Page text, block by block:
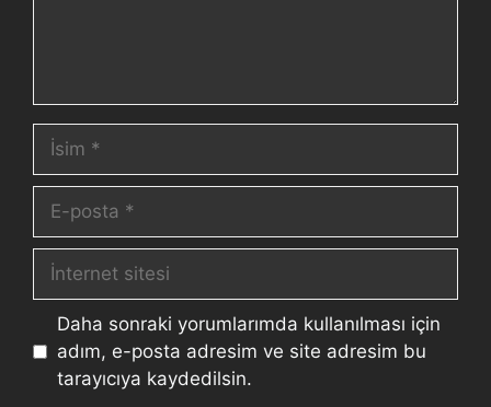
Daha sonraki yorumlarımda kullanılması için
adım, e-posta adresim ve site adresim bu
tarayıcıya kaydedilsin.